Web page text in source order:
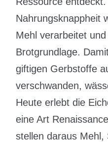
Nahrungsknappheit
Mehl verarbeitet
Brotgrundlage.
giftigen Gerbstoffe
verschwanden,
Heute erlebt die
eine Art
stellen daraus Mehl,